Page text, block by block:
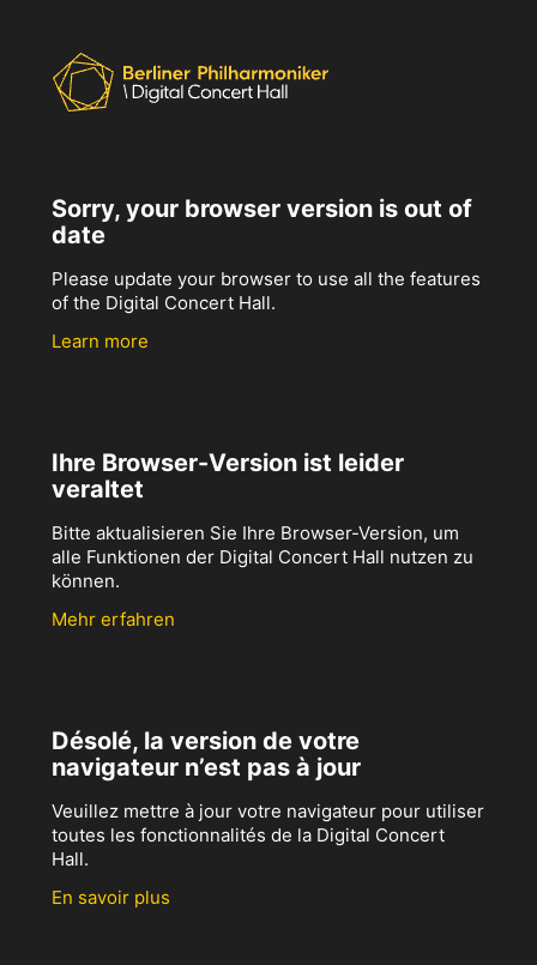
Sorry, your browser version is out of
date
Please update your browser to use all the features
of the Digital Concert Hall.
Learn more
Ihre Browser-Version ist leider
veraltet
Bitte aktualisieren Sie Ihre Browser-Version, um
alle Funktionen der Digital Concert Hall nutzen zu
können.
Mehr erfahren
Désolé, la version de votre
navigateur n’est pas à jour
Veuillez mettre à jour votre navigateur pour utiliser
toutes les fonctionnalités de la Digital Concert
Hall.
En savoir plus